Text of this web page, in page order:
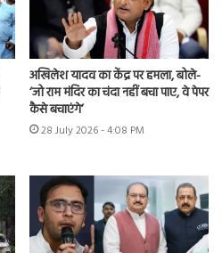
अखिलेश यादव का केंद्र पर हमला, बोले-
‘जो राम मंदिर का चंदा नहीं बचा पाए, वे पेपर
कैसे बचाएंगे’
28 July 2026 - 4:08 PM